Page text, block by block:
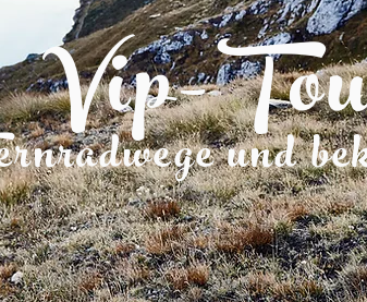
Vip- und